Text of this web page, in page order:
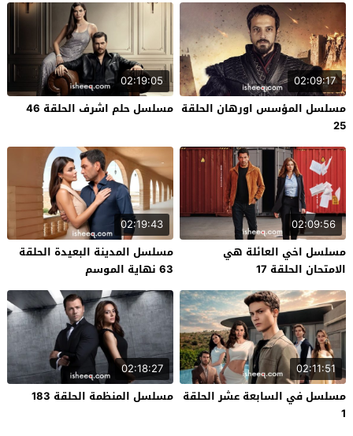
02:09:17
مسلسل المؤسس اورهان الحلقة
25
02:19:05
مسلسل حلم اشرف الحلقة 46
02:09:56
مسلسل اخي العائلة هي
الامتحان الحلقة 17
02:19:43
مسلسل المدينة البعيدة الحلقة
63 نهاية الموسم
02:11:51
مسلسل في السابعة عشر الحلقة
1
02:18:27
مسلسل المنظمة الحلقة 183